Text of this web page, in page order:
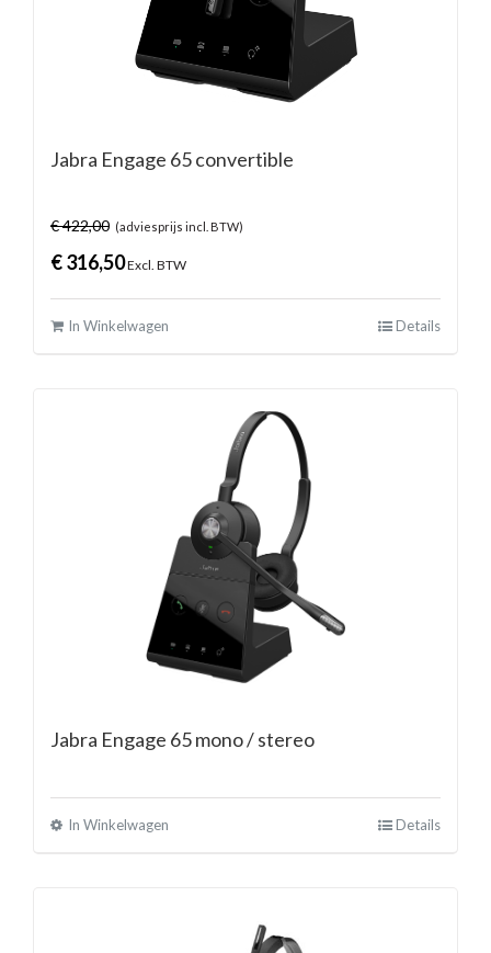
Jabra Engage 65 convertible
€422,00 (adviesprijs incl. BTW)
€316,50Excl. BTW
In Winkelwagen Details
Jabra Engage 65 mono / stereo
In Winkelwagen Details